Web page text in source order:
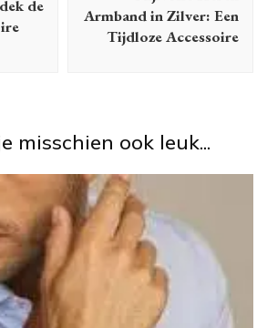
de
Armband in Zilver: Een
Tijdloze Accessoire
misschien ook leuk...